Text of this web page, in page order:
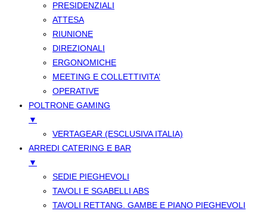
PRESIDENZIALI
ATTESA
RIUNIONE
DIREZIONALI
ERGONOMICHE
MEETING E COLLETTIVITA’
OPERATIVE
POLTRONE GAMING
▼
VERTAGEAR (ESCLUSIVA ITALIA)
ARREDI CATERING E BAR
▼
SEDIE PIEGHEVOLI
TAVOLI E SGABELLI ABS
TAVOLI RETTANG. GAMBE E PIANO PIEGHEVOLI